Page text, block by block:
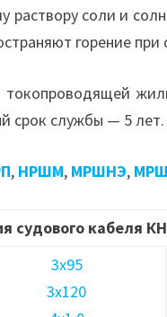
соли и
горение
срок службы — 5 лет.
, НРШМ, МРШНЭ,
судового кабеля
3х95
3х120